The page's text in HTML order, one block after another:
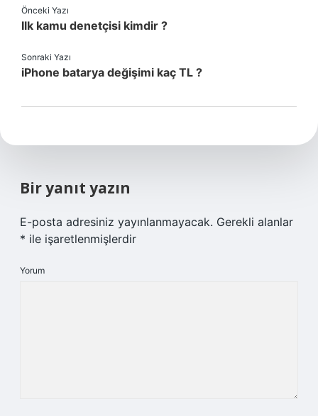
Önceki Yazı
Ilk kamu denetçisi kimdir ?
Sonraki Yazı
iPhone batarya değişimi kaç TL ?
Bir yanıt yazın
E-posta adresiniz yayınlanmayacak. Gerekli alanlar
* ile işaretlenmişlerdir
Yorum